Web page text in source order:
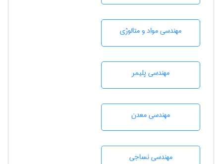
مهندسی مواد و متالوژی
مهندسی پليمر
مهندسی معدن
مهندسي نساجی